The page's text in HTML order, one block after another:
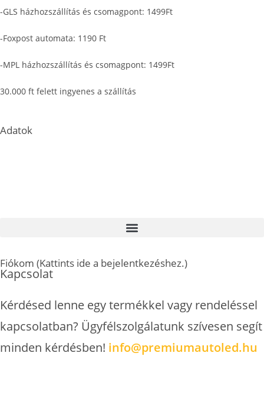
-GLS házhozszállítás és csomagpont: 1499Ft
-Foxpost automata: 1190 Ft
-MPL házhozszállítás és csomagpont: 1499Ft
30.000 ft felett ingyenes a szállítás
Adatok
Fiókom (Kattints ide a bejelentkezéshez.)
Kapcsolat
Kérdésed lenne egy termékkel vagy rendeléssel
kapcsolatban? Ügyfélszolgálatunk szívesen segít
minden kérdésben! info@premiumautoled.hu